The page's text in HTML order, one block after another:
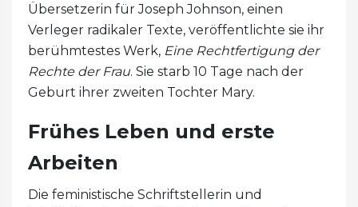
Übersetzerin für Joseph Johnson, einen
Verleger radikaler Texte, veröffentlichte sie ihr
berühmtestes Werk, Eine Rechtfertigung der
Rechte der Frau. Sie starb 10 Tage nach der
Geburt ihrer zweiten Tochter Mary.
Frühes Leben und erste
Arbeiten
Die feministische Schriftstellerin und